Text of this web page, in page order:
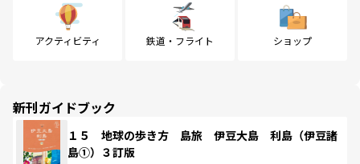
アクティビティ 鉄道・フライト ショップ
新刊ガイドブック
１５ 地球の歩き方 島旅 伊豆大島 利島（伊豆諸
島①）３訂版